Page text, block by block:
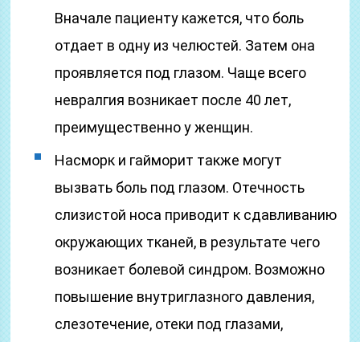
Вначале пациенту кажется, что боль
отдает в одну из челюстей. Затем она
проявляется под глазом. Чаще всего
невралгия возникает после 40 лет,
преимущественно у женщин.
Насморк и гайморит также могут
вызвать боль под глазом. Отечность
слизистой носа приводит к сдавливанию
окружающих тканей, в результате чего
возникает болевой синдром. Возможно
повышение внутриглазного давления,
слезотечение, отеки под глазами,